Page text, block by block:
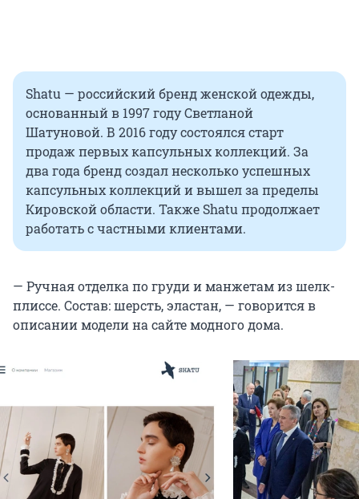
Shatu — российский бренд женской одежды,
основанный в 1997 году Светланой
Шатуновой. В 2016 году состоялся старт
продаж первых капсульных коллекций. За
два года бренд создал несколько успешных
капсульных коллекций и вышел за пределы
Кировской области. Также Shatu продолжает
работать с частными клиентами.
— Ручная отделка по груди и манжетам из шелк-
плиссе. Состав: шерсть, эластан, — говорится в
описании модели на сайте модного дома.